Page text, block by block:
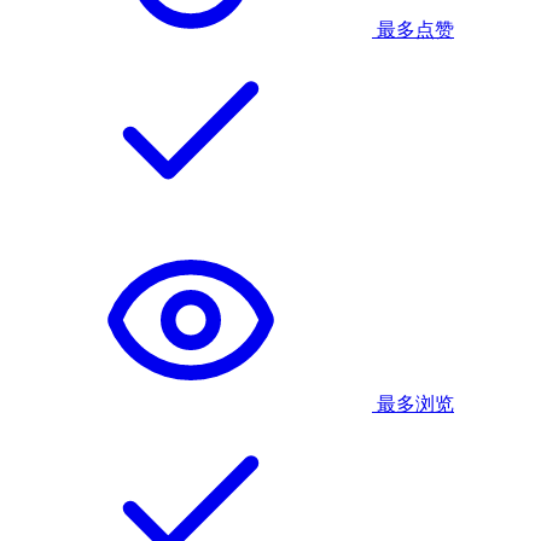
最多点赞
最多浏览